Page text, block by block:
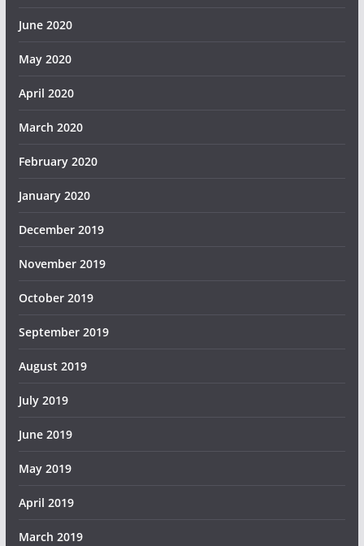
June 2020
May 2020
April 2020
March 2020
February 2020
January 2020
December 2019
November 2019
October 2019
September 2019
August 2019
July 2019
June 2019
May 2019
April 2019
March 2019